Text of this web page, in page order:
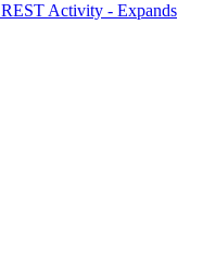
REST Activity - Expands